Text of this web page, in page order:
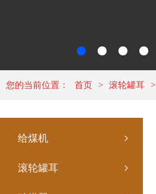
您的当前位置： 首页 > 滚轮罐耳 >
给煤机
滚轮罐耳